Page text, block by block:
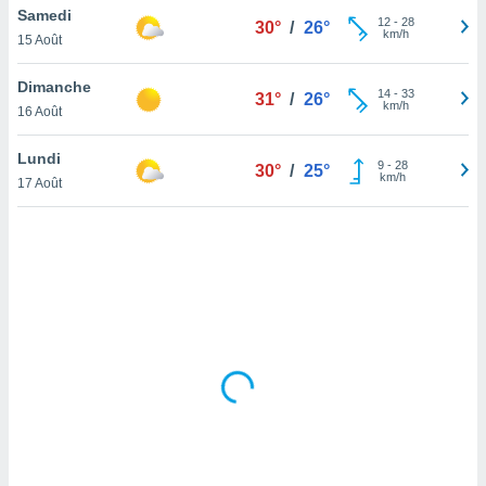
en
de
Samedi
15 Août
30° / 26° 12- 28
km/h
Dimanche
16 Août
31° / 26° 14- 33
km/h
Lundi
17 Août
30° / 25° 9- 28
km/h